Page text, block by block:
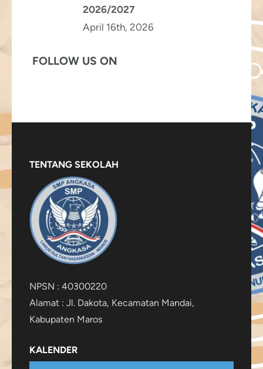
2026/2027
April 16th, 2026
FOLLOW US ON
TENTANG SEKOLAH
NPSN : 40300220
Alamat : Jl. Dakota, Kecamatan Mandai,
Kabupaten Maros
KALENDER